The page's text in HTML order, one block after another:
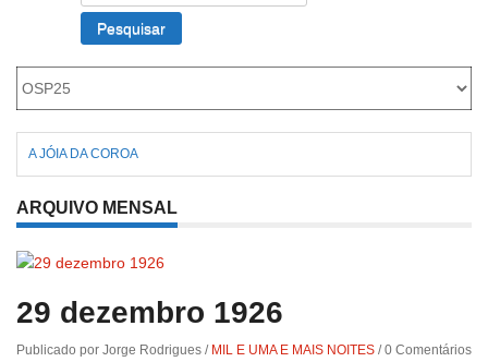
Fev 22, 2019
Roriz
por:
A JÓIA DA COROA
ARQUIVO MENSAL
29 dezembro 1926
Publicado por Jorge Rodrigues / MIL E UMA E MAIS NOITES /0 Comentários